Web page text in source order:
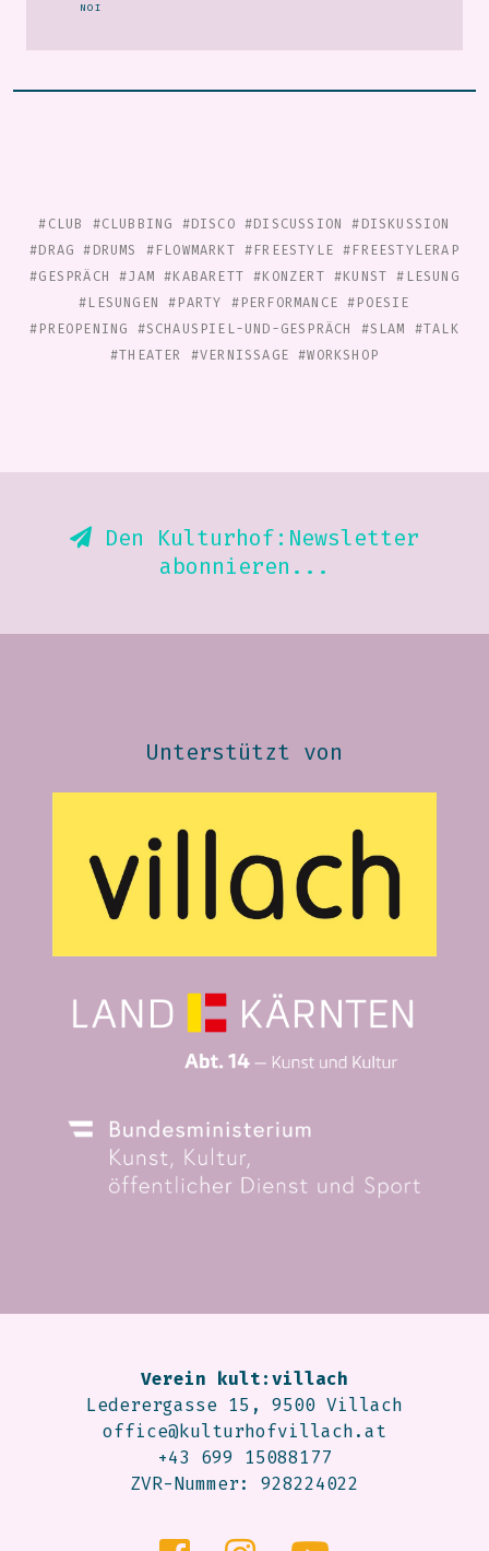
NOI
#CLUB #CLUBBING #DISCO #DISCUSSION#DISKUSSION
#DRAG#DRUMS #FLOWMARKT #FREESTYLE#FREESTYLERAP
#GESPRÄCH#JAM#KABARETT#KONZERT #KUNST#LESUNG
#LESUNGEN#PARTY #PERFORMANCE#POESIE
#PREOPENING #SCHAUSPIEL-UND-GESPRÄCH #SLAM #TALK
#THEATER #VERNISSAGE#WORKSHOP
Den Kulturhof:Newsletter
abonnieren...
Unterstützt von
Verein kult:villach
Lederergasse 15, 9500 Villach
office@kulturhofvillach.at
+43 699 15088177
ZVR-Nummer: 928224022